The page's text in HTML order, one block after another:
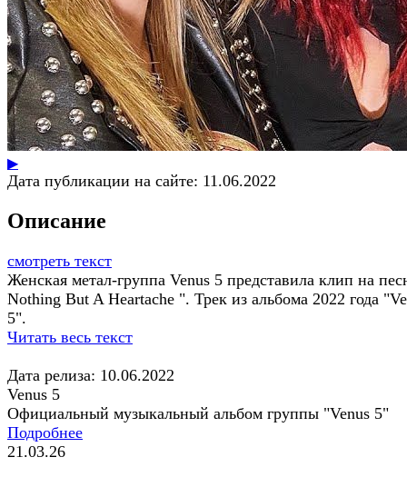
▶
Дата публикации на сайте: 11.06.2022
Описание
смотреть текст
Женская метал-группа Venus 5 представила клип на
Nothing But A Heartache ". Трек из альбома 2022 года
5".
Читать весь текст
Дата релиза: 10.06.2022
Venus 5
Официальный музыкальный альбом группы "Venus 5"
Подробнее
21.03.26